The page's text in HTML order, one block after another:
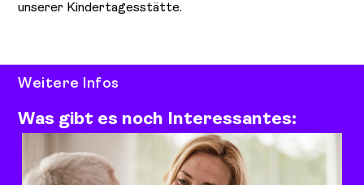
unserer Kindertagesstätte.
Weitere Infos
Was gibt es noch Interessantes: